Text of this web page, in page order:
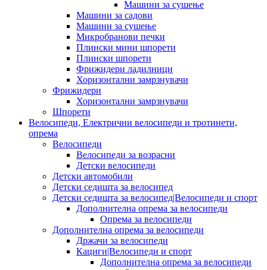
Машини за сушење
Машини за садови
Машини за сушење
Микробранови печки
Плински мини шпорети
Плински шпорети
Фрижидери ладилници
Хоризонтални замрзнувачи
Фрижидери
Хоризонтални замрзнувачи
Шпорети
Велосипеди, Електрични велосипеди и тротинети,
опрема
Велосипеди
Велосипеди за возрасни
Детски велосипеди
Детски автомобили
Детски седишта за велосипед
Детски седишта за велосипед|Велосипеди и спорт
Дополнителна опрема за велосипеди
Опрема за велосипеди
Дополнителна опрема за велосипеди
Држачи за велосипеди
Кациги|Велосипеди и спорт
Дополнителна опрема за велосипеди